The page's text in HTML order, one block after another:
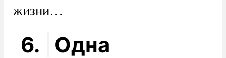
жизни…
6. Одна